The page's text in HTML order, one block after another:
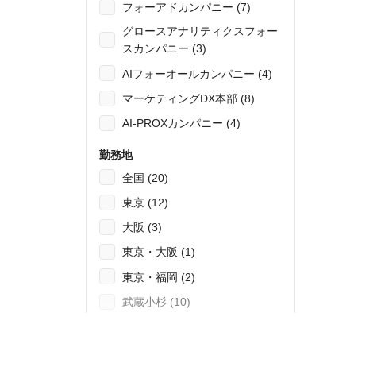
フォーアドカンパニー (7)
グロースアナリティクスフォー
スカンパニー (3)
AIフォーオールカンパニー (4)
マーケティングDX本部 (8)
AI-PROXカンパニー (4)
勤務地
全国 (20)
東京 (12)
大阪 (3)
東京・大阪 (1)
東京・福岡 (2)
武蔵小杉 (10)